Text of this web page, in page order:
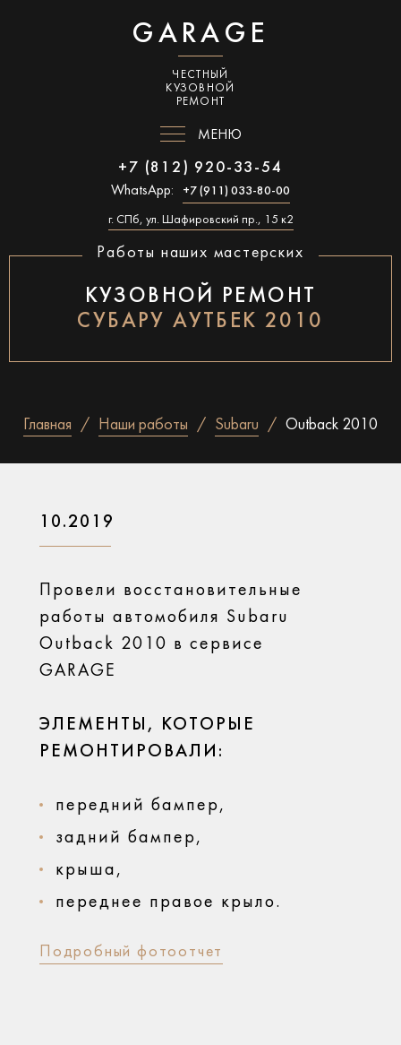
GARAGE
ЧЕСТНЫЙ
КУЗОВНОЙ
РЕМОНТ
МЕНЮ
+7 (812) 920-33-54
WhatsApp: +7 (911) 033-80-00
г. СПб, ул. Шафировский пр., 15 к2
Работы наших мастерских
КУЗОВНОЙ РЕМОНТ
СУБАРУ АУТБЕК 2010
Главная Наши работы Subaru Outback 2010
10.2019
Провели восстановительные
работы автомобиля Subaru
Outback 2010 в сервисе
GARAGE
ЭЛЕМЕНТЫ, КОТОРЫЕ
РЕМОНТИРОВАЛИ:
передний бампер,
задний бампер,
крыша,
переднее правое крыло.
Подробный фотоотчет